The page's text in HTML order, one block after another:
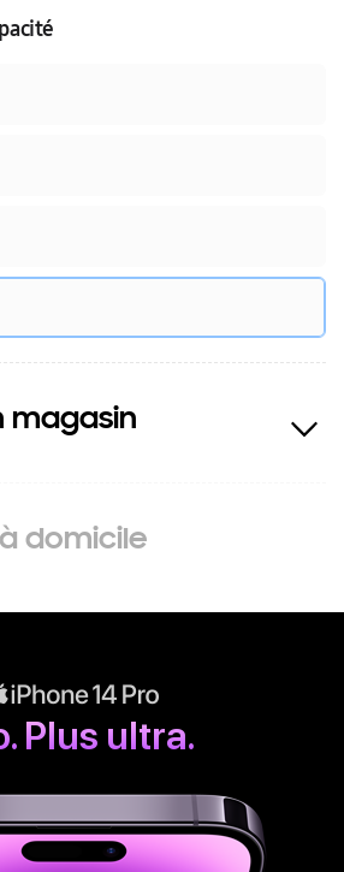
magasin
domicile
Plus ultra.